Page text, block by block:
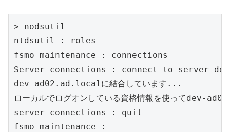
> nodsutil
ntdsutil : roles
fsmo maintenance : connections
Server connections : connect to server dev-
dev-ad02.ad.localに結合しています...
ローカルでログオンしている資格情報を使ってdev-
server connections : quit
fsmo maintenance :